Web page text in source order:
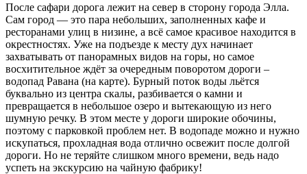
После сафари дорога лежит на север в сторону города Элла.
Сам город — это пара небольших, заполненных кафе и
ресторанами улиц в низине, а всё самое красивое находится в
окрестностях. Уже на подъезде к месту дух начинает
захватывать от панорамных видов на горы, но самое
восхитительное ждёт за очередным поворотом дороги –
водопад Равана (на карте). Бурный поток воды льётся
буквально из центра скалы, разбивается о камни и
превращается в небольшое озеро и вытекающую из него
шумную речку. В этом месте у дороги широкие обочины,
поэтому с парковкой проблем нет. В водопаде можно и нужно
искупаться, прохладная вода отлично освежит после долгой
дороги. Но не теряйте слишком много времени, ведь надо
успеть на экскурсию на чайную фабрику!